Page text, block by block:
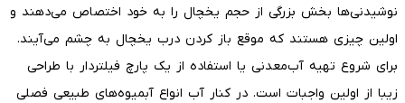
نوشیدنی‌ها بخش بزرگی از حجم یخچال را به خود اختصاص می‌دهند و
اولین چیزی هستند که موقع باز کردن درب یخچال به چشم می‌آیند.
برای شروع تهیه آب‌معدنی یا استفاده از یک پارچ فیلتردار با طراحی
زیبا از اولین واجبات است. در کنار آب انواع آبمیوه‌های طبیعی فصلی